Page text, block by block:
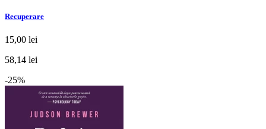
Recuperare
15,00 lei
58,14 lei
-25%